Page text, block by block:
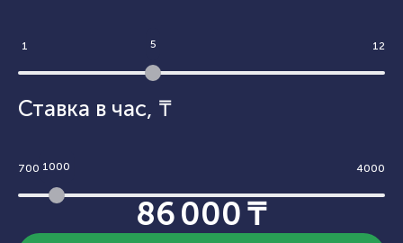
5
1 12
Ставка в час, ₸
1000
700 4000
86 000 ₸